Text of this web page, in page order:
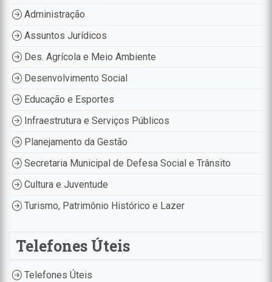
Administração
Assuntos Jurídicos
Des. Agrícola e Meio Ambiente
Desenvolvimento Social
Educação e Esportes
Infraestrutura e Serviços Públicos
Planejamento da Gestão
Secretaria Municipal de Defesa Social e Trânsito
Cultura e Juventude
Turismo, Patrimônio Histórico e Lazer
Telefones Úteis
Telefones Úteis